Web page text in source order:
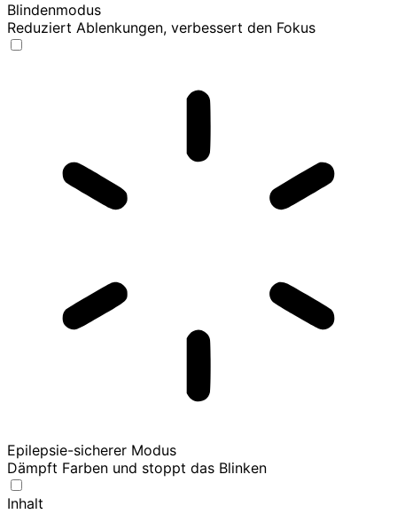
Blindenmodus
Reduziert Ablenkungen, verbessert den Fokus
Epilepsie-sicherer Modus
Dämpft Farben und stoppt das Blinken
Inhalt